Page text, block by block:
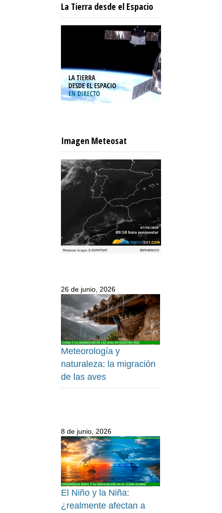
La Tierra desde el Espacio
Imagen Meteosat
26 de junio, 2026
Meteorología y
naturaleza: la migración
de las aves
8 de junio, 2026
El Niño y la Niña:
¿realmente afectan a